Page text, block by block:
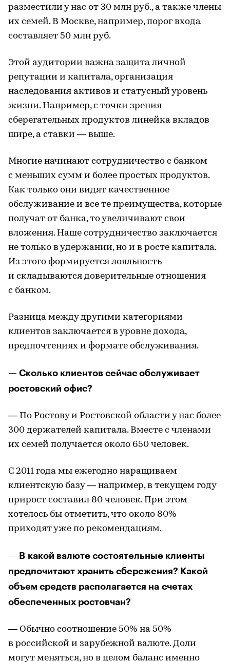
разместили у нас от 30 млн руб., а также члены
их семей. В Москве, например, порог входа
составляет 50 млн руб.
Этой аудитории важна защита личной
репутации и капитала, организация
наследования активов и статусный уровень
жизни. Например, с точки зрения
сберегательных продуктов линейка вкладов
шире, а ставки — выше.
Многие начинают сотрудничество с банком
с меньших сумм и более простых продуктов.
Как только они видят качественное
обслуживание и все те преимущества, которые
получат от банка, то увеличивают свои
вложения. Наше сотрудничество заключается
не только в удержании, но и в росте капитала.
Из этого формируется лояльность
и складываются доверительные отношения
c банком.
Разница между другими категориями
клиентов заключается в уровне дохода,
предпочтениях и формате обслуживания.
— Сколько клиентов сейчас обслуживает
ростовский офис?
— По Ростову и Ростовской области у нас более
300 держателей капитала. Вместе с членами
их семей получается около 650 человек.
С 2011 года мы ежегодно наращиваем
клиентскую базу — например, в текущем году
прирост составил 80 человек. При этом
хотелось бы отметить, что около 80%
приходят уже по рекомендациям.
— В какой валюте состоятельные клиенты
предпочитают хранить сбережения? Какой
объем средств располагается на счетах
обеспеченных ростовчан?
— Обычно соотношение 50% на 50%
в российской и зарубежной валюте. Доли
могут меняться, но в целом баланс именно